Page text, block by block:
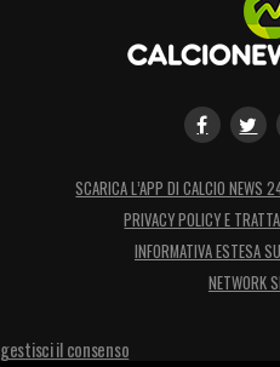
SCARICA L’APP DI CALCIO NEWS
PRIVACY POLICY E
INFORMATIVA ESTESA
NETWORK
gestisci il consenso